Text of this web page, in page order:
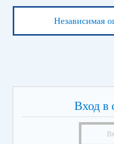
Независимая
Вход в